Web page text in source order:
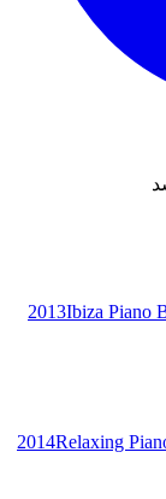
Ibiza Piano
Relaxing